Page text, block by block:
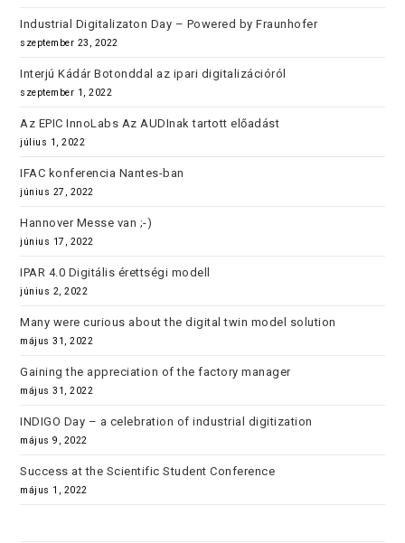
Industrial Digitalizaton Day – Powered by Fraunhofer
szeptember 23, 2022
Interjú Kádár Botonddal az ipari digitalizációról
szeptember 1, 2022
Az EPIC InnoLabs Az AUDInak tartott előadást
július 1, 2022
IFAC konferencia Nantes-ban
június 27, 2022
Hannover Messe van ;-)
június 17, 2022
IPAR 4.0 Digitális érettségi modell
június 2, 2022
Many were curious about the digital twin model solution
május 31, 2022
Gaining the appreciation of the factory manager
május 31, 2022
INDIGO Day – a celebration of industrial digitization
május 9, 2022
Success at the Scientific Student Conference
május 1, 2022